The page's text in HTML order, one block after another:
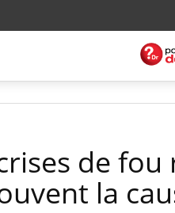
de fou
la